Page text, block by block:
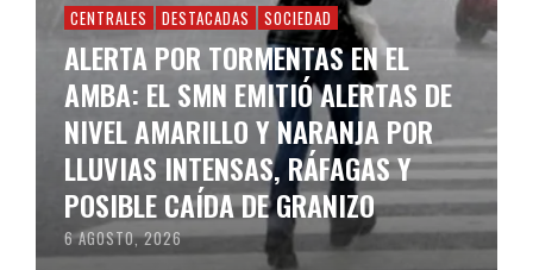
CENTRALES DESTACADAS SOCIEDAD
ALERTA POR TORMENTAS EN EL
AMBA: EL SMN EMITIÓ ALERTAS DE
NIVEL AMARILLO Y NARANJA POR
LLUVIAS INTENSAS, RÁFAGAS Y
POSIBLE CAÍDA DE GRANIZO
6 AGOSTO, 2026